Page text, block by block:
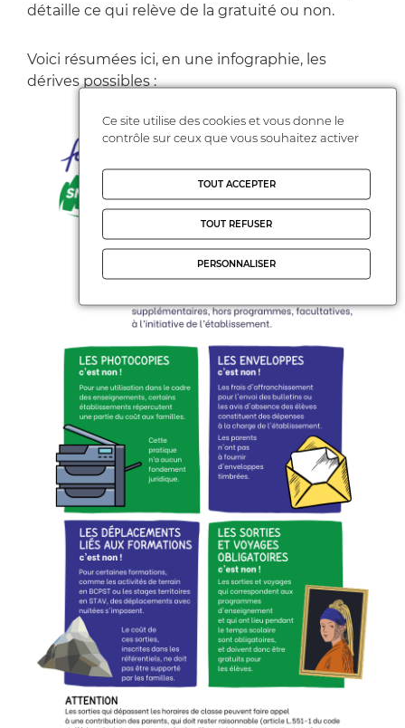
détaille ce qui relève de la gratuité ou non.
Voici résumées ici, en une infographie, les
dérives possibles :
Ce site utilise des cookies et vous donne le
contrôle sur ceux que vous souhaitez activer
TOUT ACCEPTER
TOUT REFUSER
PERSONNALISER